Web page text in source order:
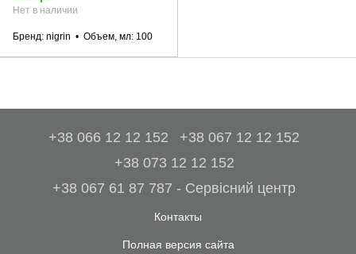
Нет в наличии
Бренд nigrin Объем, мл 100
+38 066 12 12 152
+38 067 12 12 152
+38 073 12 12 152
+38 067 61 87 787 - Сервісний центр
Контакты
Полная версия сайта